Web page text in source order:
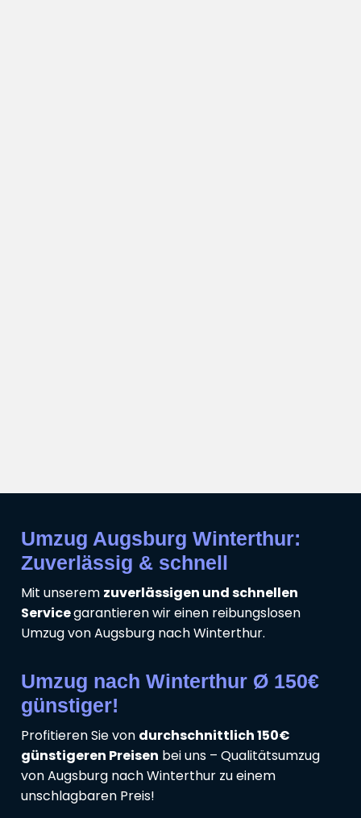
Umzug Augsburg Winterthur:
Zuverlässig & schnell
Mit unserem zuverlässigen und schnellen
Servicegarantieren wir einen reibungslosen
Umzug von Augsburg nach Winterthur.
Umzug nach Winterthur Ø 150€
günstiger!
Profitieren Sie von durchschnittlich 150€
günstigeren Preisen bei uns – Qualitätsumzug
von Augsburg nach Winterthur zu einem
unschlagbaren Preis!